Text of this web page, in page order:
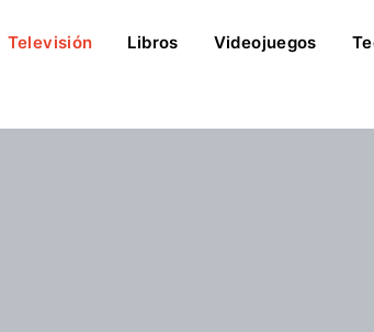
Televisión Libros Videojuegos